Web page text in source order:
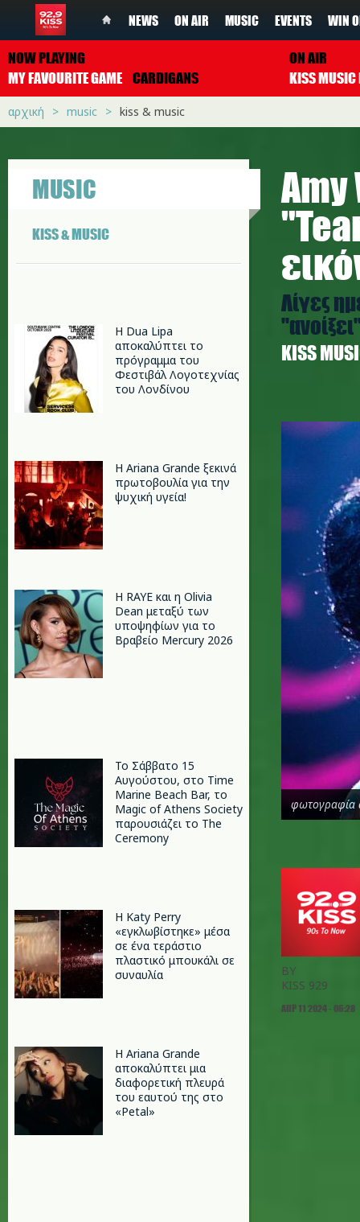
NEWS ON AIR MUSIC EVENTS WIN
NOW PLAYING
MY FAVOURITE GAME CARDIGANS
ON AIR
αρχική music kiss & music
MUSIC
KISS & MUSIC
Η Dua Lipa
αποκαλύπτει το
πρόγραμμα του
Φεστιβάλ Λογοτεχνίας
του Λονδίνου
Η Ariana Grande ξεκινά
πρωτοβουλία για την
ψυχική υγεία!
Η RAYE και η Olivia
Dean μεταξύ των
υποψηφίων για το
Βραβείο Mercury 2026
Το Σάββατο 15
Αυγούστου, στο Time
Marine Beach Bar, το
Magic of Athens Society
παρουσιάζει το The
Ceremony
H Katy Perry
«εγκλωβίστηκε» μέσα
σε ένα τεράστιο
πλαστικό μπουκάλι σε
συναυλία
Η Ariana Grande
αποκαλύπτει μια
διαφορετική πλευρά
του εαυτού της στο
«Petal»
Amy
Λίγες
ΚISS
a.jpg
φωτογραφία
BY
KISS 929
ΑΠΡ 11 2024 - 06:28